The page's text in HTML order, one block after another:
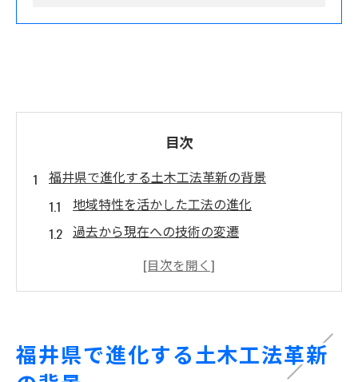
目次
福井県で進化する土木工法革新の背景
地域特性を活かした工法の進化
過去から現在への技術の変遷
革新を支える背景要因
地域特有の課題を解決する土木技術の新潮流
福井県で進化する土木工法革新